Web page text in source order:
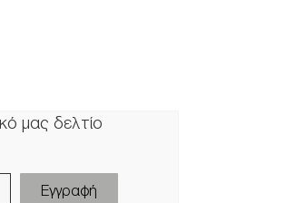
μας δελτίο
Εγγραφή